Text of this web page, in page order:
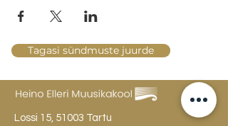
Tagasi sündmuste juurde
Lossi 15, 51003 Tartu